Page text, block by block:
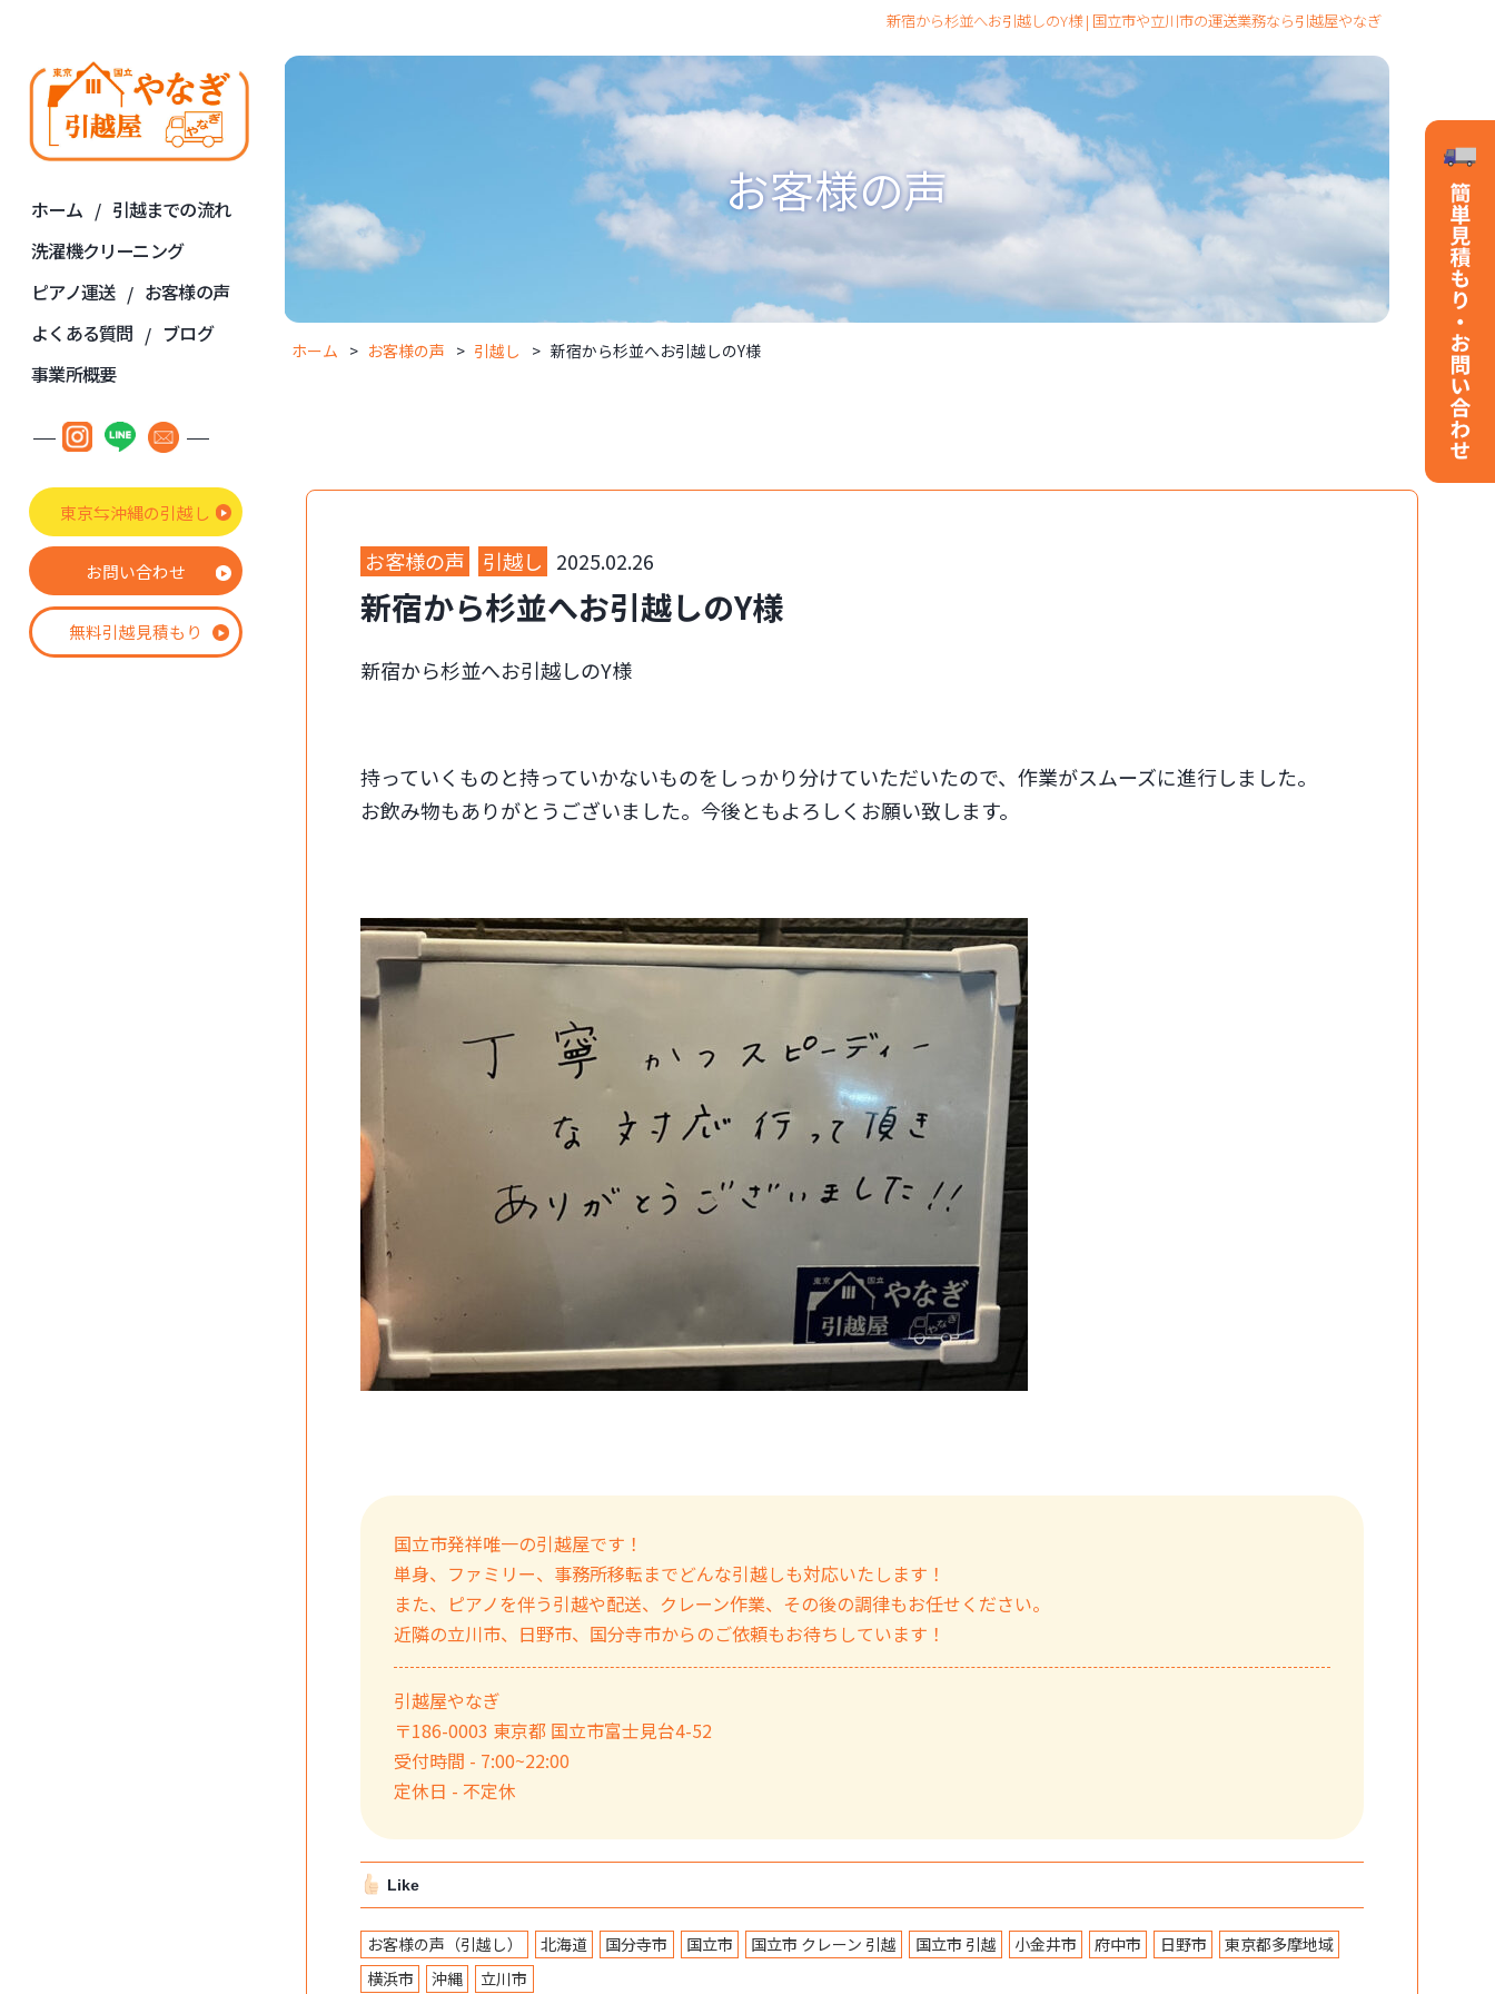
ホーム
引越までの流れ
洗濯機クリーニング
ピアノ運送
お客様の声
よくある質問
ブログ
事業所概要
東京⇆沖縄の引越し
お問い合わせ
無料引越見積もり
新宿から杉並へお引越しのY様 | 国立市や立川市の運送業務なら引越屋やなぎ
お客様の声
ホーム お客様の声 引越し 新宿から杉並へお引越しのY様
お客様の声 引越し 2025.02.26
新宿から杉並へお引越しのY様
新宿から杉並へお引越しのY様
持っていくものと持っていかないものをしっかり分けていただいたので、作業がスムーズに進行しました。
お飲み物もありがとうございました。今後ともよろしくお願い致します。
国立市発祥唯一の引越屋です！
単身、ファミリー、事務所移転までどんな引越しも対応いたします！
また、ピアノを伴う引越や配送、クレーン作業、その後の調律もお任せください。
近隣の立川市、日野市、国分寺市からのご依頼もお待ちしています！
引越屋やなぎ
〒186-0003 東京都 国立市富士見台4-52
受付時間 - 7:00~22:00
定休日 - 不定休
Like
お客様の声（引越し） 北海道 国分寺市 国立市 国立市 クレーン 引越 国立市 引越 小金井市 府中市 日野市
東京都多摩地域
横浜市
沖縄 立川市